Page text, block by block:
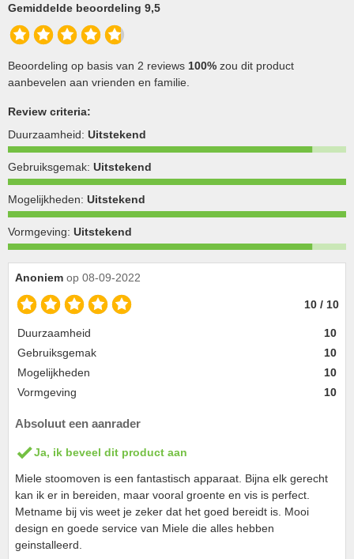
Gemiddelde beoordeling 9,5
Beoordeling op basis van 2 reviews 100% zou dit product
aanbevelen aan vrienden en familie.
Review criteria:
Duurzaamheid: Uitstekend
Gebruiksgemak: Uitstekend
Mogelijkheden: Uitstekend
Vormgeving: Uitstekend
Anoniem op 08-09-2022
10 / 10
Duurzaamheid
10
Gebruiksgemak
10
Mogelijkheden
10
Vormgeving
10
Absoluut een aanrader
Ja, ik beveel dit product aan
Miele stoomoven is een fantastisch apparaat. Bijna elk gerecht
kan ik er in bereiden, maar vooral groente en vis is perfect.
Metname bij vis weet je zeker dat het goed bereidt is. Mooi
design en goede service van Miele die alles hebben
geinstalleerd.